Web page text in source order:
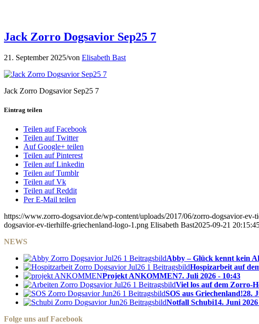
Jack Zorro Dogsavior Sep25 7
21. September 2025/von Elisabeth Bast
Jack Zorro Dogsavior Sep25 7
Eintrag teilen
Teilen auf Facebook
Teilen auf Twitter
Auf Google+ teilen
Teilen auf Pinterest
Teilen auf Linkedin
Teilen auf Tumblr
Teilen auf Vk
Teilen auf Reddit
Per E-Mail teilen
https://www.zorro-dogsavior.de/wp-content/uploads/2017/06/zorro-dogsavior-ev-
dogsavior-ev-tierhilfe-griechenland-logo-1.png Elisabeth Bast2025-09-21
NEWS
Abby – Glück kennt kein
Hospizarbeit auf
Projekt ANKOMMEN7. Juli 2026 - 10:43
Viel los auf dem Zorro-
SOS aus Griechenland!28.
Notfall Schubi14. Juni
Folge uns auf Facebook